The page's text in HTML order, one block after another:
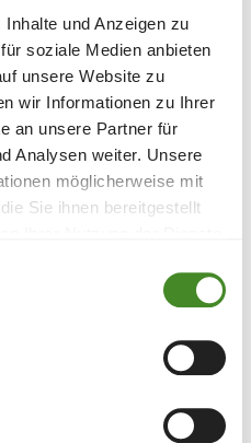
und Anzeigen zu
soziale Medien anbieten
unsere Website zu
wir Informationen zu Ihrer
an unsere Partner für
Analysen weiter. Unsere
möglicherweise mit
Sie ihnen bereitgestellt
,
wir für Mütter
die Betreuungskosten